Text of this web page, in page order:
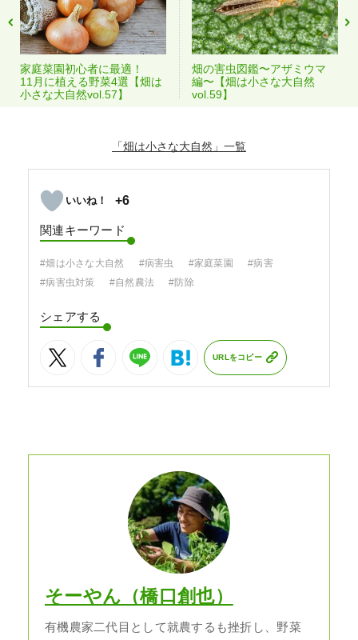
家庭菜園初心者に最適！
11月に植える野菜4選【畑は
小さな大自然vol.57】
畑の害虫図鑑〜アザミウマ
編〜【畑は小さな大自然
vol.59】
「畑は小さな大自然」
+6
関連キーワード
#畑は小さな大自然 #病害虫 #家庭菜園
#病害
#病害虫対策
#自然農法 #防除
シェアする
URLをコピー
そーやん（橋口創也）
有機農家二代目として就農するも挫折し、野菜